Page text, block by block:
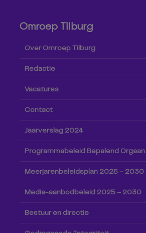
Omroep Tilburg
Over Omroep Tilburg
Redactie
Vacatures
Contact
Jaarverslag 2024
Programmabeleid Bepalend Orgaan
Meerjarenbeleidsplan 2025 – 2030
Media-aanbodbeleid 2025 – 2030
Bestuur en directie